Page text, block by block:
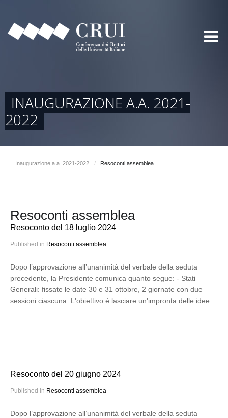
INAUGURAZIONE A.A. 2021-
2022
Inaugurazione a.a. 2021-2022 / Resoconti assemblea
Resoconti assemblea
Resoconto del 18 luglio 2024
Published in Resoconti assemblea
Dopo l’approvazione all’unanimità del verbale della seduta
precedente, la Presidente comunica quanto segue: - Stati
Generali: fissate le date 30 e 31 ottobre, 2 giornate con due
sessioni ciascuna. L'obiettivo è lasciare un'impronta delle idee…
Resoconto del 20 giugno 2024
Published in Resoconti assemblea
Dopo l’approvazione all’unanimità del verbale della seduta